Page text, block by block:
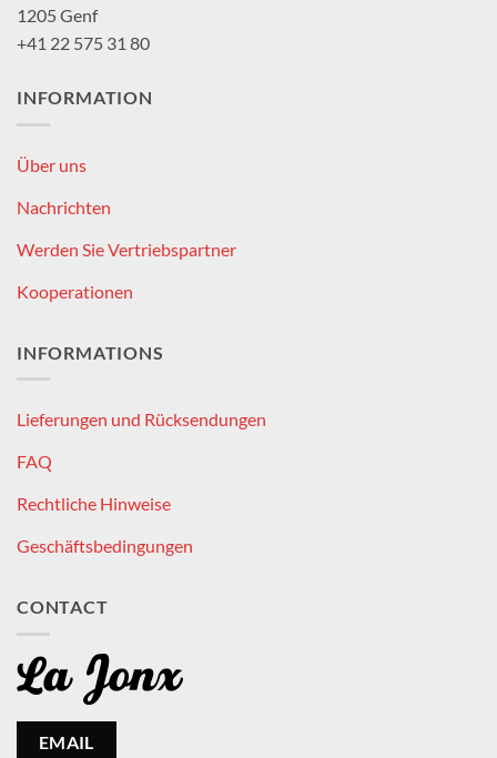
1205 Genf
+41 22 575 31 80
INFORMATION
Über uns
Nachrichten
Werden Sie Vertriebspartner
Kooperationen
INFORMATIONS
Lieferungen und Rücksendungen
FAQ
Rechtliche Hinweise
Geschäftsbedingungen
CONTACT
EMAIL